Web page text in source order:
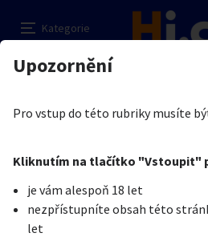
Kategorie
Auto-moto
Reality a
Zvířata
Stroje a nářadí PC a
Sběratelství
Erotika Ostatní a související
Je nám líto, ale tenhle
Zajíček chce zaučit
Prodávající
Pošlete uživateli zprávu
Nahlásit inzerát
Upozornění
Pro vstup do této rubriky musíte
Kliknutím na tlačítko "Vstoupit"
je vám alespoň 18 let
nezpřístupníte obsah této
let